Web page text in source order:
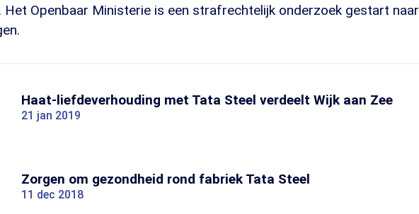
Openbaar Ministerie is een strafrechtelijk onderzoek gestart naar
Haat-liefdeverhouding met Tata Steel verdeelt Wijk aan Zee
21 jan 2019
Zorgen om gezondheid rond fabriek Tata Steel
11 dec 2018